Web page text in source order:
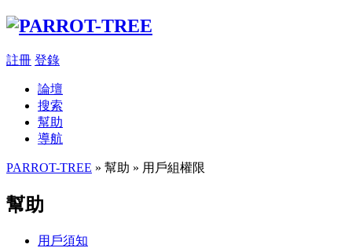
註冊 登錄
論壇
搜索
幫助
導航
PARROT-TREE » 幫助 » 用戶組權限
幫助
用戶須知